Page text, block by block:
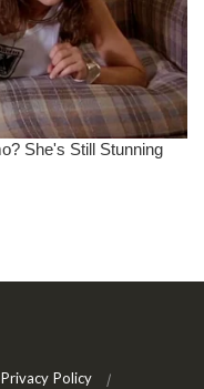
Privacy Policy